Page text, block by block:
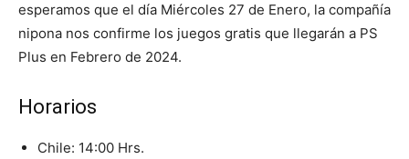
esperamos que el día Miércoles 27 de Enero, la compañía
nipona nos confirme los juegos gratis que llegarán a PS
Plus en Febrero de 2024.
Horarios
Chile: 14:00 Hrs.